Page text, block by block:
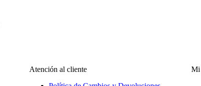
Atención al cliente
Mi